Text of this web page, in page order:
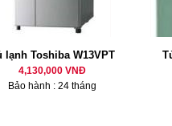
lạnh Toshiba W13VPT
4,130,000 VNĐ
Bảo hành : 24 tháng